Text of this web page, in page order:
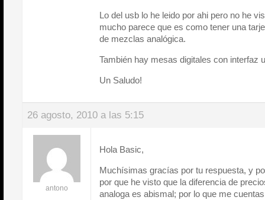
Lo del usb lo he leido por ahi pero no he
mucho parece que es como tener una
de mezclas analógica.
También hay mesas digitales con interfaz
Un Saludo!
26 agosto, 2010 a las 5:15
antono
Hola Basic,
Muchísimas gracías por tu respuesta, y
por que he visto que la diferencia de
analoga es abismal; por lo que me